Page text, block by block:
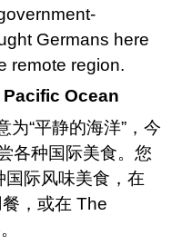
Germans here
remote region.
Ocean
为“平静的海洋”，今
各种国际美食。您
国际风味美食，在
，或在 The